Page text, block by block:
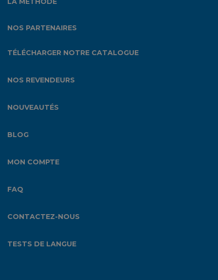
NOS PARTENAIRES
TÉLÉCHARGER NOTRE CATALOGUE
NOS REVENDEURS
NOUVEAUTÉS
BLOG
MON COMPTE
FAQ
CONTACTEZ-NOUS
TESTS DE LANGUE